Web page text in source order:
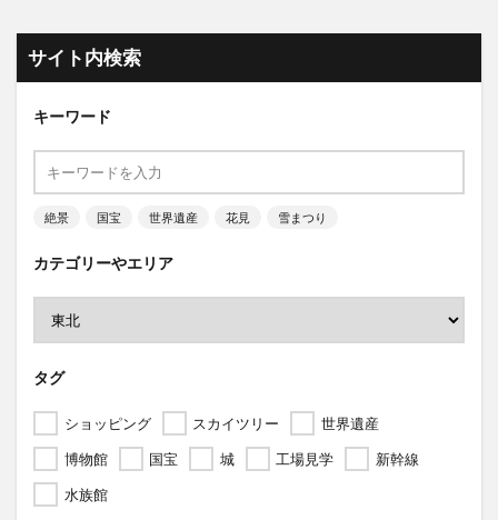
サイト内検索
キーワード
絶景 国宝 世界遺産 花見 雪まつり
カテゴリーやエリア
タグ
ショッピング スカイツリー
世界遺産
博物館
国宝 城 工場見学
新幹線
水族館